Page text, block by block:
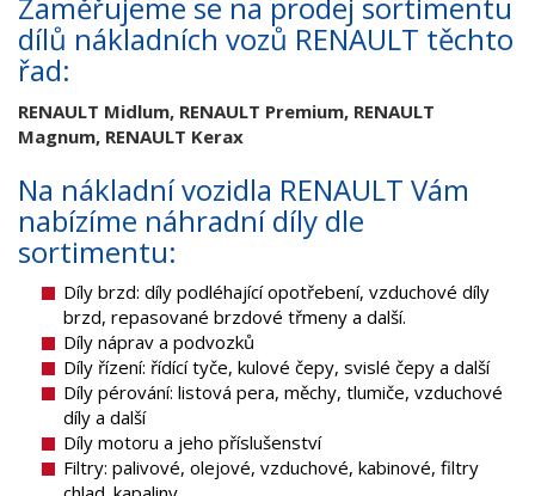
dílů nákladních vozů RENAULT těchto
řad:
RENAULT Midlum, RENAULT Premium, RENAULT
Magnum, RENAULT Kerax
Na nákladní vozidla RENAULT Vám
nabízíme náhradní díly dle
sortimentu:
Díly brzd: díly podléhající opotřebení, vzduchové díly
brzd, repasované brzdové třmeny a další.
Díly náprav a podvozků
Díly řízení: řídící tyče, kulové čepy, svislé čepy a další
Díly pérování: listová pera, měchy, tlumiče, vzduchové
díly a další
Díly motoru a jeho příslušenství
Filtry: palivové, olejové, vzduchové, kabinové, filtry